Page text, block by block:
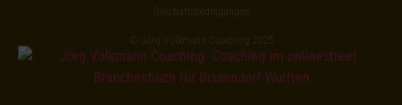
Geschäftsbedingungen
© Jörg Volkmann Coaching 2025